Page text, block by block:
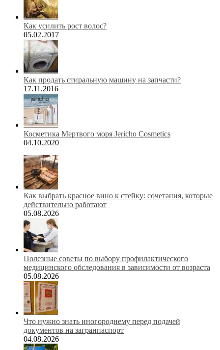
Как усилить рост волос?
05.02.2017
Как продать стиральную машину на запчасти?
17.11.2016
Косметика Мертвого моря Jericho Cosmetics
04.10.2020
Как выбрать красное вино к стейку: сочетания, которые
действительно работают
05.08.2026
Полезные советы по выбору профилактического
медицинского обследования в зависимости от возраста
05.08.2026
Что нужно знать иногороднему перед подачей
документов на загранпаспорт
04.08.2026